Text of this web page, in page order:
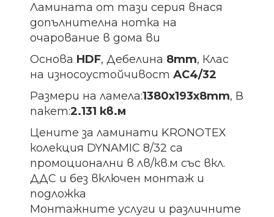
Ламината от тази серия внася
допълнителна нотка на
очарование в дома ви
Основа HDF, Дебелина 8mm, Клас
на износоустойчивостАС4/32
Размери на ламела:1380х193х8mm, В
пакет:2.131 кв.м
Цените за ламинати KRONOTEX
колекция DYNAMIC 8/32 са
промоционални в лв/кв.м със вкл.
ДДС и без включен монтаж и
подложка
Монтажните услуги и различните